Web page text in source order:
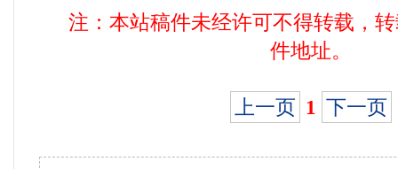
注：本站稿件未经许可不得转载，
件地址。
上一页 1 下一页